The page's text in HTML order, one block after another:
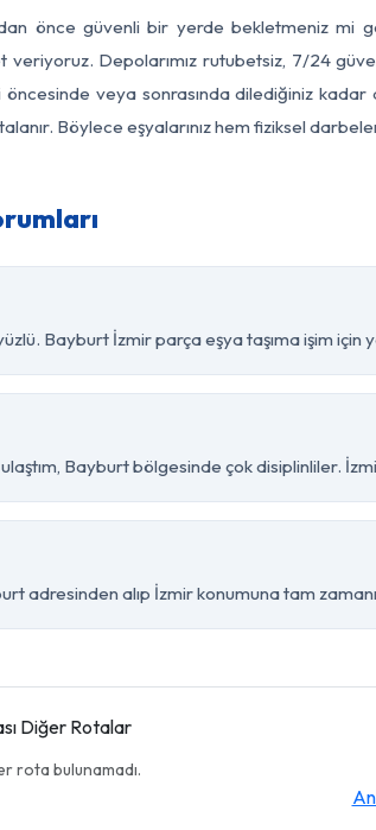
önce güvenli bir yerde bekletmeniz
veriyoruz. Depolarımız rutubetsiz, 7/24
öncesinde veya sonrasında dilediğiniz
Böylece eşyalarınız hem fiziksel
Bayburt İzmir parça eşya taşıma işim için
Bayburt bölgesinde çok disiplinliler.
adresinden alıp İzmir konumuna tam
Diğer Rotalar
rota bulunamadı.